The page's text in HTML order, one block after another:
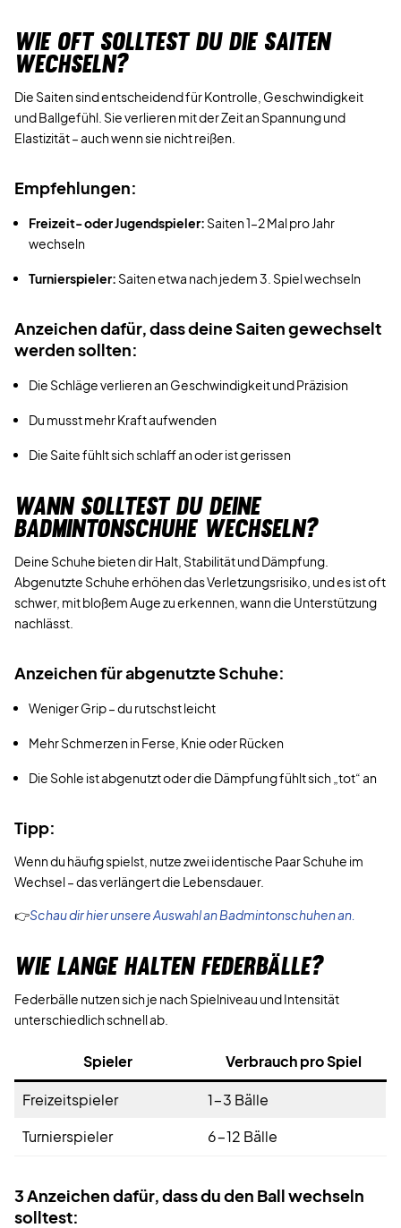
WIE OFT SOLLTEST DU DIE SAITEN
WECHSELN?
Die Saiten sind entscheidend für Kontrolle, Geschwindigkeit
und Ballgefühl. Sie verlieren mit der Zeit an Spannung und
Elastizität – auch wenn sie nicht reißen.
Empfehlungen:
Freizeit- oder Jugendspieler: Saiten 1–2 Mal pro Jahr
wechseln
Turnierspieler: Saiten etwa nach jedem 3. Spiel wechseln
Anzeichen dafür, dass deine Saiten gewechselt
werden sollten:
Die Schläge verlieren an Geschwindigkeit und Präzision
Du musst mehr Kraft aufwenden
Die Saite fühlt sich schlaff an oder ist gerissen
WANN SOLLTEST DU DEINE
BADMINTONSCHUHE WECHSELN?
Deine Schuhe bieten dir Halt, Stabilität und Dämpfung.
Abgenutzte Schuhe erhöhen das Verletzungsrisiko, und es ist oft
schwer, mit bloßem Auge zu erkennen, wann die Unterstützung
nachlässt.
Anzeichen für abgenutzte Schuhe:
Weniger Grip – du rutschst leicht
Mehr Schmerzen in Ferse, Knie oder Rücken
Die Sohle ist abgenutzt oder die Dämpfung fühlt sich „tot“ an
Tipp:
Wenn du häufig spielst, nutze zwei identische Paar Schuhe im
Wechsel – das verlängert die Lebensdauer.
👉Schau dir hier unsere Auswahl an Badmintonschuhen an.
WIE LANGE HALTEN FEDERBÄLLE?
Federbälle nutzen sich je nach Spielniveau und Intensität
unterschiedlich schnell ab.
Spieler Verbrauch pro Spiel
Freizeitspieler
1-3 Bälle
Turnierspieler
6-12 Bälle
3 Anzeichen dafür, dass du den Ball wechseln
solltest: